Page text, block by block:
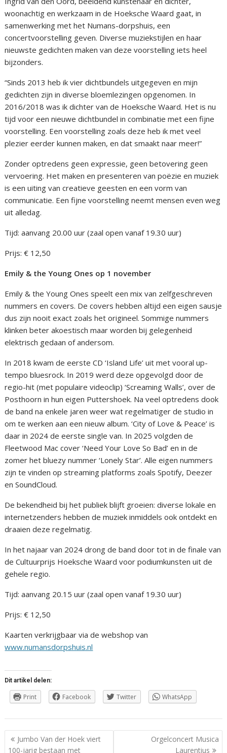
woonachtig en werkzaam in de Hoeksche Waard gaat, in
samenwerking met het Numans-dorpshuis, een
concertvoorstelling geven. Diverse muziekstijlen en haar
nieuwste gedichten maken van deze voorstelling iets heel
bijzonders.
“Sinds 2013 heb ik vier dichtbundels uitgegeven en mijn
gedichten zijn in diverse bloemlezingen opgenomen. In
2016/2018 was ik dichter van de Hoeksche Waard. Het is nu
tijd voor een nieuwe dichtbundel in combinatie met een fijne
voorstelling. Een voorstelling zoals deze heb ik met veel
plezier eerder kunnen maken, en dat smaakt naar meer!”
Zonder optredens geen expressie, geen betovering geen
vervoering. Het maken en presenteren van poëzie en muziek
is een uiting van creatieve geesten en een vorm van
communicatie. Een fijne voorstelling neemt mensen even weg
uit alledag.
Tijd: aanvang 20.00 uur (zaal open vanaf 19.30 uur)
Prijs: € 12,50
Emily & the Young Ones op 1 november
Emily & the Young Ones speelt een mix van zelfgeschreven
nummers en covers. De covers hebben altijd een eigen sausje
dus zijn nooit exact zoals het origineel. Sommige nummers
klinken beter akoestisch maar worden bij gelegenheid
elektrisch gedaan of andersom.
In 2018 kwam de eerste CD ‘Island Life’ uit met vooral up-
tempo bluesrock. In 2019 werd deze opgevolgd door de
regio-hit (met populaire videoclip) ‘Screaming Walls’, over de
Posthoorn in hun eigen Puttershoek. Na veel optredens dook
de band na enkele jaren weer wat regelmatiger de studio in
om te werken aan een nieuw album. ‘City of Love & Peace’ is
daar in 2024 de eerste single van. In 2025 volgden de
Fleetwood Mac cover ‘Need Your Love So Bad’ en in de
zomer het bluezy nummer ‘Lonely Star’. Alle eigen nummers
zijn te vinden op streaming platforms zoals Spotify, Deezer
en SoundCloud.
De bekendheid bij het publiek blijft groeien: diverse lokale en
internetzenders hebben de muziek inmiddels ook ontdekt en
draaien deze regelmatig.
In het najaar van 2024 drong de band door tot in de finale van
de Cultuurprijs Hoeksche Waard voor podiumkunsten uit de
gehele regio.
Tijd: aanvang 20.15 uur (zaal open vanaf 19.30 uur)
Prijs: € 12,50
Kaarten verkrijgbaar via de webshop van
www.numansdorpshuis.nl
Dit artikel delen:
Print Facebook Twitter WhatsApp
Berichtnavigatie
Jumbo Van der Hoek viert
100-jarig bestaan met
Orgelconcert Musica
Laurentius